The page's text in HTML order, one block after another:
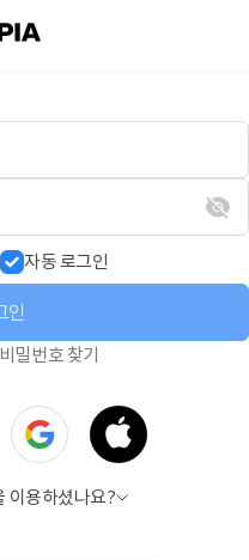
자동 로그인
인
비밀번호 찾기
이용하셨나요?